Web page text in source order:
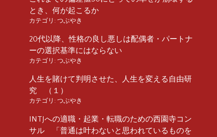
とき、何が起こるか
カテゴリ: つぶやき
20代以降、性格の良し悪しは配偶者・パートナ
ーの選択基準にはならない
カテゴリ: つぶやき
人生を賭けて判明させた、人生を変える自由研
究 （１）
カテゴリ: つぶやき
INTJへの適職・起業・転職のための西園寺コン
サル 「普通は叶わないと思われているものを